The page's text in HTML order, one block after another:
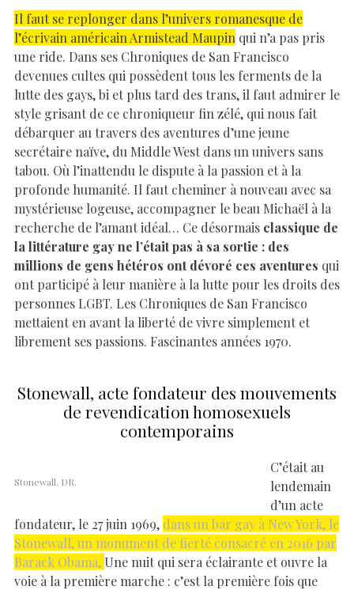
Il faut se replonger dans l’univers romanesque de
l’écrivain américain Armistead Maupin qui n’a pas pris
une ride. Dans ses Chroniques de San Francisco
devenues cultes qui possèdent tous les ferments de la
lutte des gays, bi et plus tard des trans, il faut admirer le
style grisant de ce chroniqueur fin zélé, qui nous fait
débarquer au travers des aventures d’une jeune
secrétaire naïve, du Middle West dans un univers sans
tabou. Où l’inattendu le dispute à la passion et à la
profonde humanité. Il faut cheminer à nouveau avec sa
mystérieuse logeuse, accompagner le beau Michaël à la
recherche de l’amant idéal… Ce désormais classique de
la littérature gay ne l’était pas à sa sortie : des
millions de gens hétéros ont dévoré ces aventures qui
ont participé à leur manière à la lutte pour les droits des
personnes LGBT. Les Chroniques de San Francisco
mettaient en avant la liberté de vivre simplement et
librement ses passions. Fascinantes années 1970.
Stonewall, acte fondateur des mouvements
de revendication homosexuels
contemporains
Stonewall. DR.
C’était au
lendemain
d’un acte
fondateur, le 27 juin 1969, dans un bar gay à New York, le
Stonewall, un monument de fierté consacré en 2016 par
Barack Obama, Une nuit qui sera éclairante et ouvre la
voie à la première marche : c’est la première fois que